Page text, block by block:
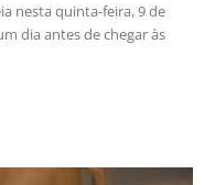
nesta quinta-feira, 9 de
dia antes de chegar às